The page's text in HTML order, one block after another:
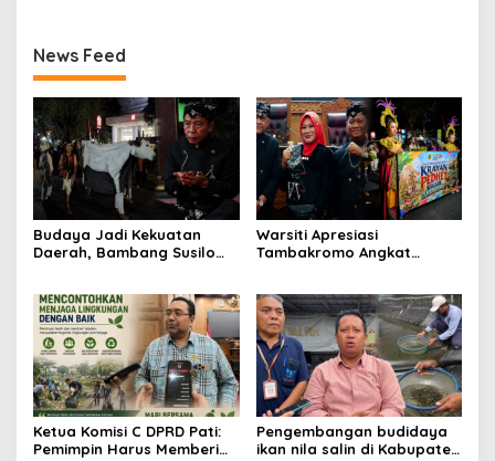
News Feed
Budaya Jadi Kekuatan
Daerah, Bambang Susilo
Warsiti Apresiasi
Tambakromo Angkat
Ketua Komisi C DPRD Pati:
Pemimpin Harus Memberi
Pengembangan budidaya
ikan nila salin di Kabupaten